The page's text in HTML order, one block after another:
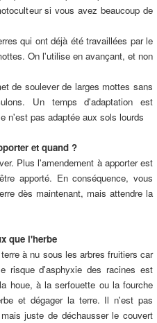
si vous avez beaucoup de
qui ont déjà été travaillées par le
On l'utilise en avançant, et non
de soulever de larges mottes sans
Un temps d'adaptation est
n'est pas adaptée aux sols lourds
et quand ?
Plus l'amendement à apporter est
apporté. En conséquence, vous
dès maintenant, mais attendre la
que l'herbe
à nu sous les arbres fruitiers car
risque d'asphyxie des racines est
houe, à la serfouette ou la fourche
et dégager la terre. Il n'est pas
juste de déchausser le couvert